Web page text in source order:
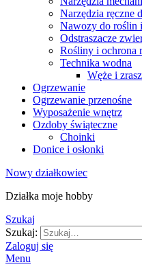
Narzędzia ręczne
Nawozy do roślin
Odstraszacze
Rośliny i ochrona
Technika wodna
Węże i
Ogrzewanie
Ogrzewanie przenośne
Wyposażenie wnętrz
Ozdoby świąteczne
Choinki
Donice i osłonki
Nowy działkowiec
Działka moje hobby
Szukaj
Szukaj:
Zaloguj się
Menu